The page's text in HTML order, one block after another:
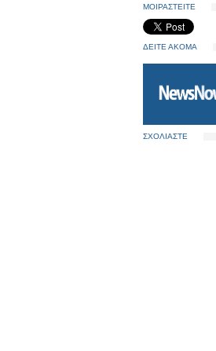
ΜΟΙΡΑΣΤΕΙΤΕ
ΔΕΙΤΕ ΑΚΟΜΑ
ΣΧΟΛΙΑΣΤΕ